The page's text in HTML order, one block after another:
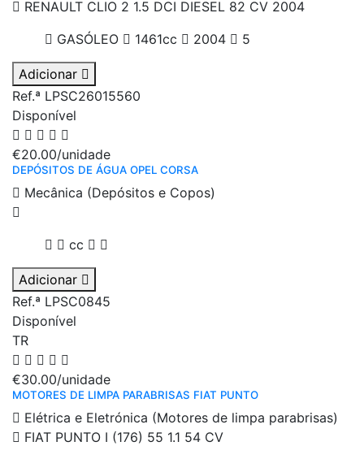
RENAULT CLIO 2 1.5 DCI DIESEL 82 CV 2004
GASÓLEO
1461cc 2004 5
Adicionar
Ref.ª LPSC26015560
Disponível
€20.00/unidade
DEPÓSITOS DE ÁGUA OPEL CORSA
Mecânica (Depósitos e Copos)
cc
Adicionar
Ref.ª LPSC0845
Disponível
TR
€30.00/unidade
MOTORES DE LIMPA PARABRISAS FIAT PUNTO
Elétrica e Eletrónica (Motores de limpa parabrisas)
FIAT PUNTO I (176) 55 1.1 54 CV